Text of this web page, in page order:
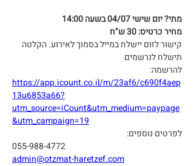
מתי? יום שישי 04/07 בשעה 14:00
מחיר כרטיס: 30 ש"ח
קישור לזום יישלח במייל בסמוך לאירוע. הקלטה
תישלח לנרשמים
להרשמה:
https://app.icount.co.il/m/23af6/c690f4aep
13u6853a66?
utm_source=iCount&utm_medium=paypage
&utm_campaign=19
לפרטים נוספים:
055-988-4772
admin@otzmat-haretzef.com